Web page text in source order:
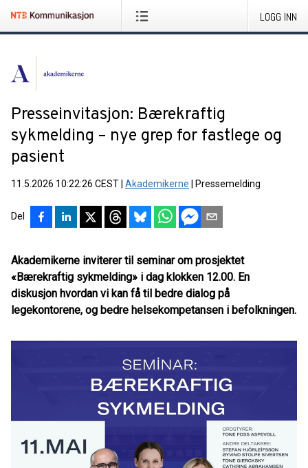
LOGG INN
Presseinvitasjon: Bærekraftig
sykmelding – nye grep for fastlege og
pasient
11.5.2026 10:22:26 CEST Akademikerne Pressemelding
Del
Akademikerne inviterer til seminar om prosjektet
«Bærekraftig sykmelding» i dag klokken 12.00. En
diskusjon hvordan vi kan få til bedre dialog på
legekontorene, og bedre helsekompetansen i befolkningen.